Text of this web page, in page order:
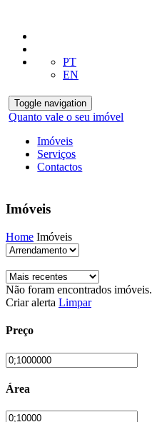
PT
EN
Toggle navigation
Quanto vale o seu imóvel
Imóveis
Serviços
Contactos
Imóveis
Home Imóveis
Não foram encontrados imóveis.
Criar alerta Limpar
Preço
Área